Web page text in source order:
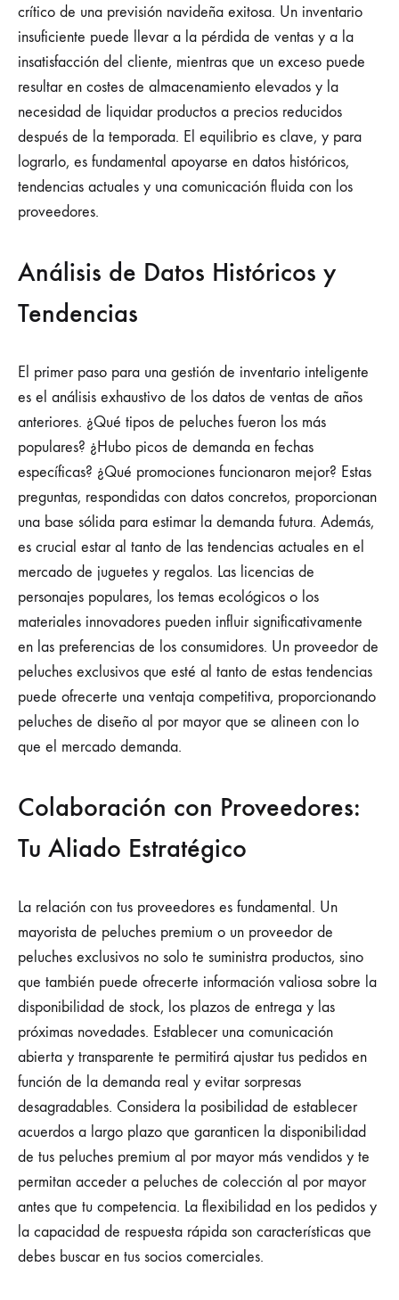
crítico de una previsión navideña exitosa. Un inventario
insuficiente puede llevar a la pérdida de ventas y a la
insatisfacción del cliente, mientras que un exceso puede
resultar en costes de almacenamiento elevados y la
necesidad de liquidar productos a precios reducidos
después de la temporada. El equilibrio es clave, y para
lograrlo, es fundamental apoyarse en datos históricos,
tendencias actuales y una comunicación fluida con los
proveedores.
Análisis de Datos Históricos y
Tendencias
El primer paso para una gestión de inventario inteligente
es el análisis exhaustivo de los datos de ventas de años
anteriores. ¿Qué tipos de peluches fueron los más
populares? ¿Hubo picos de demanda en fechas
específicas? ¿Qué promociones funcionaron mejor? Estas
preguntas, respondidas con datos concretos, proporcionan
una base sólida para estimar la demanda futura. Además,
es crucial estar al tanto de las tendencias actuales en el
mercado de juguetes y regalos. Las licencias de
personajes populares, los temas ecológicos o los
materiales innovadores pueden influir significativamente
en las preferencias de los consumidores. Un proveedor de
peluches exclusivos que esté al tanto de estas tendencias
puede ofrecerte una ventaja competitiva, proporcionando
peluches de diseño al por mayor que se alineen con lo
que el mercado demanda.
Colaboración con Proveedores:
Tu Aliado Estratégico
La relación con tus proveedores es fundamental. Un
mayorista de peluches premium o un proveedor de
peluches exclusivos no solo te suministra productos, sino
que también puede ofrecerte información valiosa sobre la
disponibilidad de stock, los plazos de entrega y las
próximas novedades. Establecer una comunicación
abierta y transparente te permitirá ajustar tus pedidos en
función de la demanda real y evitar sorpresas
desagradables. Considera la posibilidad de establecer
acuerdos a largo plazo que garanticen la disponibilidad
de tus peluches premium al por mayor más vendidos y te
permitan acceder a peluches de colección al por mayor
antes que tu competencia. La flexibilidad en los pedidos y
la capacidad de respuesta rápida son características que
debes buscar en tus socios comerciales.